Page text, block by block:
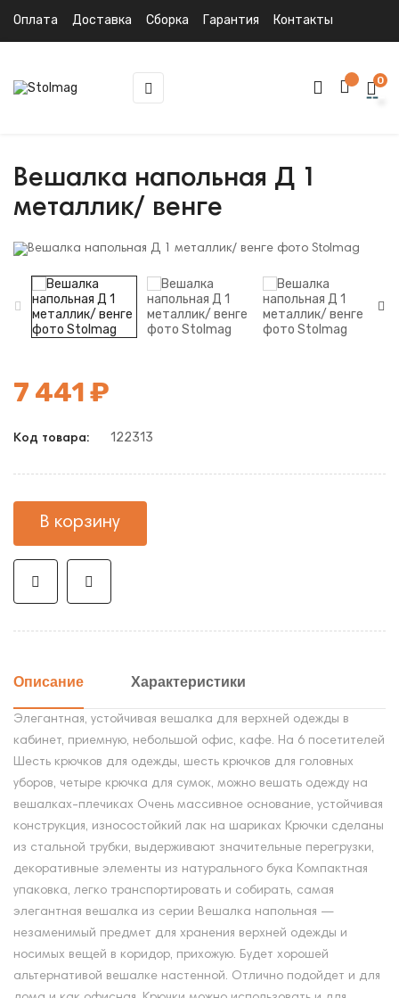
Оплата Доставка Сборка Гарантия Контакты
Toggle
navigation
☰ 0
Вешалка напольная Д 1
металлик/ венге
7 441 ₽
Код товара: 122313
В корзину
Описание Характеристики
Элегантная, устойчивая вешалка для верхней одежды в
кабинет, приемную, небольшой офис, кафе. На 6 посетителей
Шесть крючков для одежды, шесть крючков для головных
уборов, четыре крючка для сумок, можно вешать одежду на
вешалках-плечиках Очень массивное основание, устойчивая
конструкция, износостойкий лак на шариках Крючки сделаны
из стальной трубки, выдерживают значительные перегрузки,
декоративные элементы из натурального бука Компактная
упаковка, легко транспортировать и собирать, самая
элегантная вешалка из серии Вешалка напольная —
незаменимый предмет для хранения верхней одежды и
носимых вещей в коридор, прихожую. Будет хорошей
альтернативой вешалке настенной. Отлично подойдет и для